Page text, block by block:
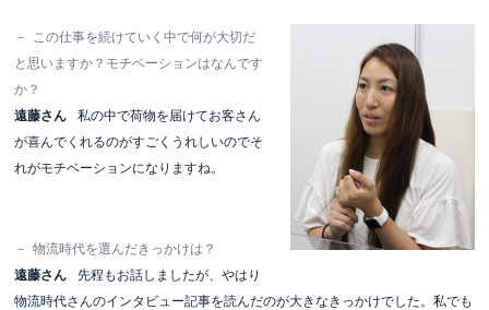
－
この仕事を続けていく中で何が大切だ
と思いますか？モチベーションはなんです
か？
遠藤さん
私の中で荷物を届けてお客さん
が喜んでくれるのがすごくうれしいのでそ
れがモチベーションになりますね。
－
物流時代を選んだきっかけは？
遠藤さん
先程もお話しましたが、やはり
物流時代さんのインタビュー記事を読んだのが大きなきっかけでした。私でも